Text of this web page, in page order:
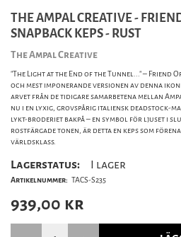
THE AMPAL CREATIVE -
SNAPBACK KEPS - RUST
The Ampal Creative
"The Light at the End of the Tunnel..." – Friend
och mest imponerande versionen av denna
arvet från de tidigare samarbetena mellan
nu i en lyxig, grovspårig italiensk deadstock-
lykt-broderiet bakpå – en symbol för ljuset i
rostfärgade tonen, är detta en keps som
världsklass.
Lagerstatus: I lager
Artikelnummer: TACS-S235
939,00 kr